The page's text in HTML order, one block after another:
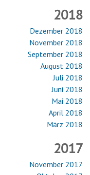
2018
Dezember 2018
November 2018
September 2018
August 2018
Juli 2018
Juni 2018
Mai 2018
April 2018
März 2018
2017
November 2017